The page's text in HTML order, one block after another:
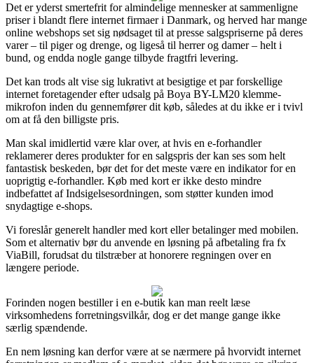
Det er yderst smertefrit for almindelige mennesker at sammenligne
priser i blandt flere internet firmaer i Danmark, og herved har mange
online webshops set sig nødsaget til at presse salgspriserne på deres
varer – til piger og drenge, og ligeså til herrer og damer – helt i
bund, og endda nogle gange tilbyde fragtfri levering.
Det kan trods alt vise sig lukrativt at besigtige et par forskellige
internet foretagender efter udsalg på Boya BY-LM20 klemme-
mikrofon inden du gennemfører dit køb, således at du ikke er i tvivl
om at få den billigste pris.
Man skal imidlertid være klar over, at hvis en e-forhandler
reklamerer deres produkter for en salgspris der kan ses som helt
fantastisk beskeden, bør det for det meste være en indikator for en
uoprigtig e-forhandler. Køb med kort er ikke desto mindre
indbefattet af Indsigelsesordningen, som støtter kunden imod
snydagtige e-shops.
Vi foreslår generelt handler med kort eller betalinger med mobilen.
Som et alternativ bør du anvende en løsning på afbetaling fra fx
ViaBill, forudsat du tilstræber at honorere regningen over en
længere periode.
Forinden nogen bestiller i en e-butik kan man reelt læse
virksomhedens forretningsvilkår, dog er det mange gange ikke
særlig spændende.
En nem løsning kan derfor være at se nærmere på hvorvidt internet